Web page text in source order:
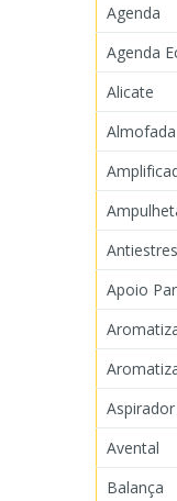
Agenda
Agenda
Alicate
Almofada
Apoio
Avental
Balança